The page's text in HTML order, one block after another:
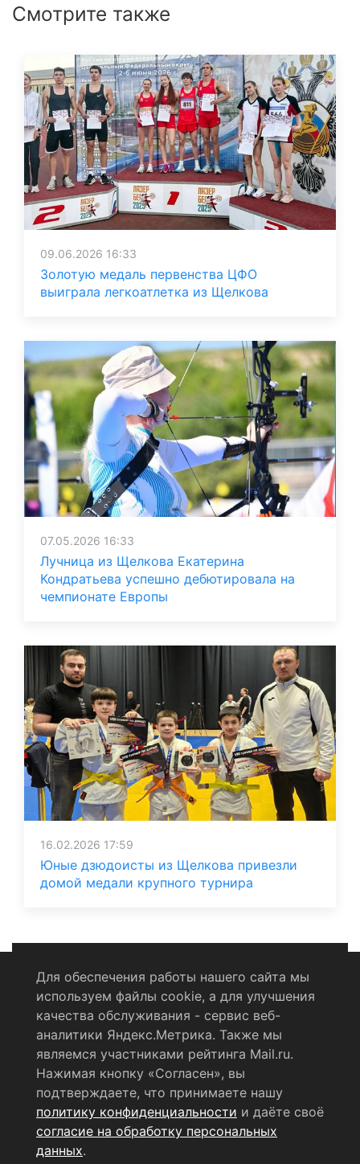
Смотрите также
09.06.2026 16:33
Золотую медаль первенства ЦФО
выиграла легкоатлетка из Щелкова
07.05.2026 16:33
Лучница из Щелкова Екатерина
Кондратьева успешно дебютировала на
чемпионате Европы
16.02.2026 17:59
Юные дзюдоисты из Щелкова привезли
домой медали крупного турнира
Политика конфиденциальности
Согласие на обработку персональных данных
RSS-лента
© 2004 - 2026 Сетевое издание Щёлковское ТВ.
Свидетельство о регистрации СМИ
ЭЛ № ФС 77 - 79754 от 07.12.2020 г.
Для обеспечения работы нашего сайта мы
используем файлы cookie, а для улучшения
качества обслуживания - сервис веб-
аналитики Яндекс.Метрика. Также мы
являемся участниками рейтинга Mail.ru.
Нажимая кнопку «Согласен», вы
подтверждаете, что принимаете нашу
политику конфиденциальности и даёте своё
согласие на обработку персональных
данных.